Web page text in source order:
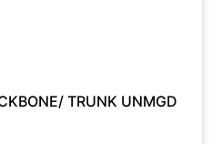
TRUNK UNMGD